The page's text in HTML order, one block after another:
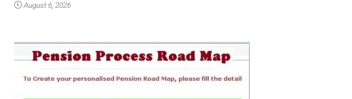
August 6, 2026